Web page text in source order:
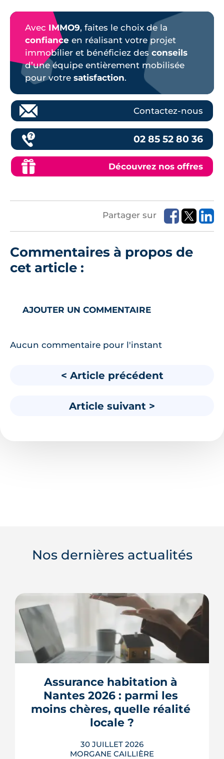
Avec IMMO9, faites le choix de la
confiance en réalisant votre projet
immobilier et bénéficiez des conseils
d’une équipe entièrement mobilisée
pour votre satisfaction.
Contactez-nous
02 85 52 80 36
Découvrez nos offres
Partager sur
Commentaires à propos de
cet article :
AJOUTER UN COMMENTAIRE
Aucun commentaire pour l'instant
< Article précédent
Article suivant >
Nos dernières actualités
Assurance habitation à
Nantes 2026 : parmi les
moins chères, quelle réalité
locale ?
30 JUILLET 2026
MORGANE CAILLIÈRE